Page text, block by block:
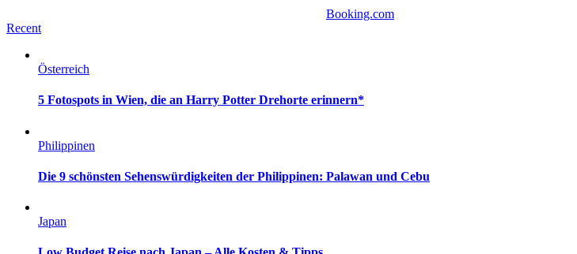
Booking.com
Recent
Österreich
5 Fotospots in Wien, die an Harry Potter Drehorte erinnern*
Philippinen
Die 9 schönsten Sehenswürdigkeiten der Philippinen: Palawan und Cebu
Japan